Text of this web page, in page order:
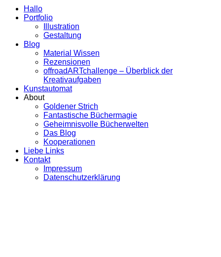
Hallo
Portfolio
Illustration
Gestaltung
Blog
Material Wissen
Rezensionen
offroadARTchallenge – Überblick der
Kreativaufgaben
Kunstautomat
About
Goldener Strich
Fantastische Büchermagie
Geheimnisvolle Bücherwelten
Das Blog
Kooperationen
Liebe Links
Kontakt
Impressum
Datenschutzerklärung